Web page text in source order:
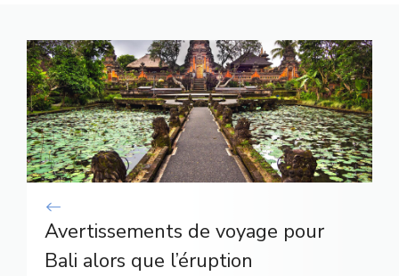
Avertissements de voyage pour
Bali alors que l’éruption